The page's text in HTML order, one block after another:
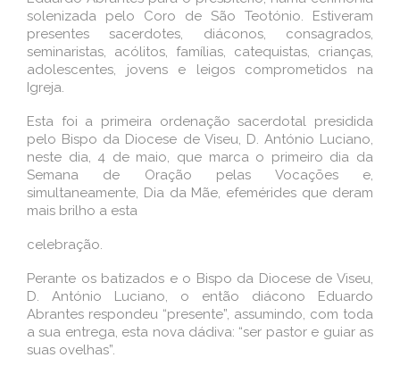
solenizada pelo Coro de São Teotónio. Estiveram
presentes sacerdotes, diáconos, consagrados,
seminaristas, acólitos, famílias, catequistas, crianças,
adolescentes, jovens e leigos comprometidos na
Igreja.
Esta foi a primeira ordenação sacerdotal presidida
pelo Bispo da Diocese de Viseu, D. António Luciano,
neste dia, 4 de maio, que marca o primeiro dia da
Semana de Oração pelas Vocações e,
simultaneamente, Dia da Mãe, efemérides que deram
mais brilho a esta
celebração.
Perante os batizados e o Bispo da Diocese de Viseu,
D. António Luciano, o então diácono Eduardo
Abrantes respondeu “presente”, assumindo, com toda
a sua entrega, esta nova dádiva: “ser pastor e guiar as
suas ovelhas”.